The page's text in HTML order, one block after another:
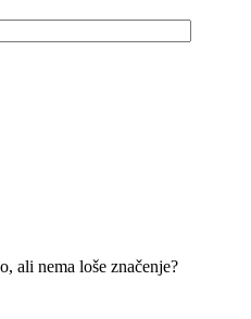
ali nema loše značenje?